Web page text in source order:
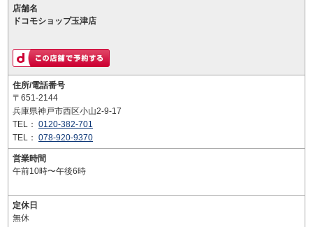
店舗名
ドコモショップ玉津店
住所/電話番号
〒651-2144
兵庫県神戸市西区小山2-9-17
TEL： 0120-382-701
TEL： 078-920-9370
営業時間
午前10時〜午後6時
定休日
無休